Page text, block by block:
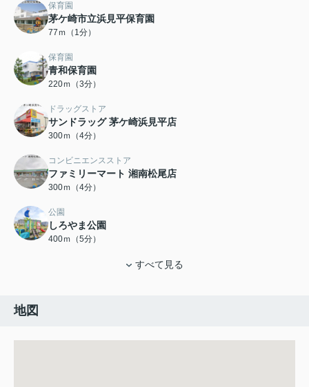
保育園
茅ケ崎市立浜見平保育園
77ｍ（1分）
保育園
青和保育園
220ｍ（3分）
ドラッグストア
サンドラッグ 茅ケ崎浜見平店
300ｍ（4分）
コンビニエンスストア
ファミリーマート 湘南松尾店
300ｍ（4分）
公園
しろやま公園
400ｍ（5分）
すべて見る
地図